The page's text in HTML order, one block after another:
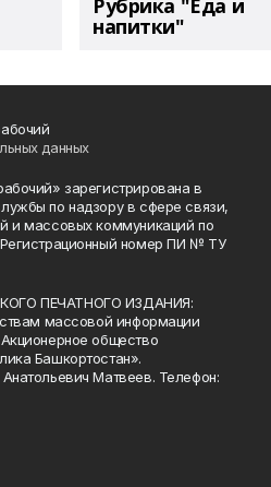
Рубрика "Еда и
напитки"
данных
зарегистрирована в
по надзору в сфере связи,
и массовых коммуникаций по
номер ПИ № ТУ
ПЕЧАТНОГО ИЗДАНИЯ:
массовой информации
общество
Башкортостан».
Матвеев. Телефон: